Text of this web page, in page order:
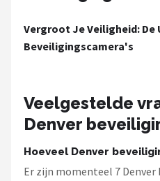
Vergroot Je Veiligheid: De
Beveiligingscamera's
Veelgestelde
Denver
Hoeveel Denver
Er zijn momenteel 7